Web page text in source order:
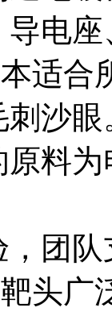
电
适合
刺沙眼
料
团
头广